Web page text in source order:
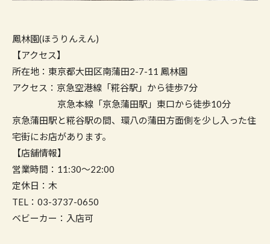
鳳林園(ほうりんえん)
【アクセス】
所在地：東京都大田区南蒲田2-7-11 鳳林園
アクセス：京急空港線「糀谷駅」から徒歩7分
京急本線「京急蒲田駅」東口から徒歩10分
京急蒲田駅と糀谷駅の間、環八の蒲田方面側を少し入った住
宅街にお店があります。
【店舗情報】
営業時間：11:30～22:00
定休日：木
TEL：03-3737-0650
ベビーカー：入店可